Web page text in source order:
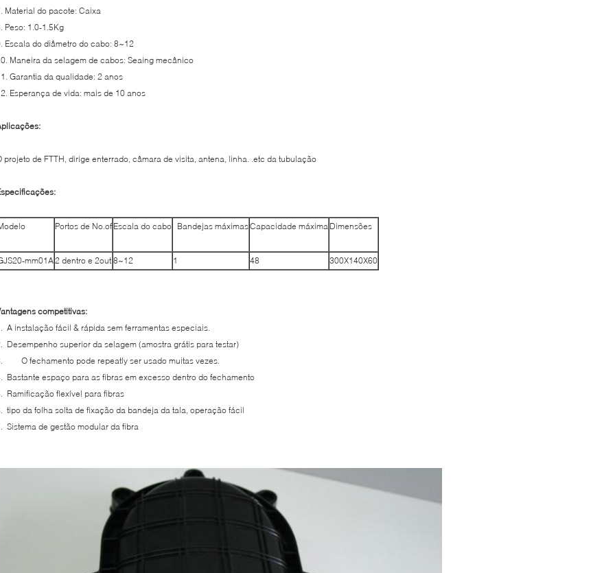
Material do pacote: Caixa
Peso: 1.0-1.5Kg
Escala do diâmetro do cabo: 8~12
Maneira da selagem de cabos: Seaing mecânico
Garantia da qualidade: 2 anos
Esperança de vida: mais de 10 anos
projeto de FTTH, dirige enterrado, câmara de visita, antena, linha. .etc da tubulação
Portos de No.of Escala do cabo Bandejas máximasCapacidade máxima Dimensões
mm01A2 dentro e 2out 8~12 1 48 300X140X60
competitivas:
A instalação fácil & rápida sem ferramentas especiais.
Desempenho superior da selagem (amostra grátis para testar)
O fechamento pode repeatly ser usado muitas vezes.
Bastante espaço para as fibras em excesso dentro do fechamento
Ramificação flexível para fibras
tipo da folha solta de fixação da bandeja da tala, operação fácil
Sistema de gestão modular da fibra